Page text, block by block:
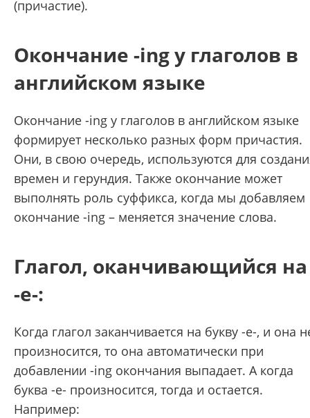
(пpичacтиe).
Окончание -ing у глаголов в
английском языке
Окончание -ing у глаголов в английском языке
формирует несколько разных форм причастия.
Они, в свою очередь, используются для
времен и герундия. Также окончание может
выполнять роль суффикса, когда мы добавляем
окончание -ing – меняется значение слова.
Глагол, оканчивающийся на
-е-:
Когда глагол заканчивается на букву -е-, и она
произносится, то она автоматически при
добавлении -ing окончания выпадает. А когда
буква -е- произносится, тогда и остается.
Например: